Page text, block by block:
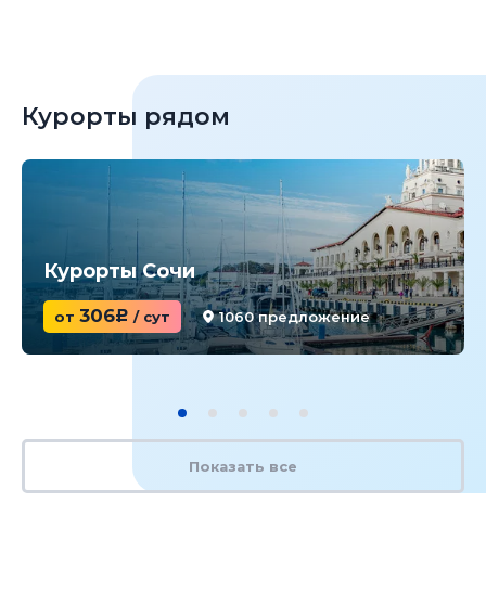
Курорты рядом
Курорты Сочи
от 306c / сут 1060 предложение
Показать все